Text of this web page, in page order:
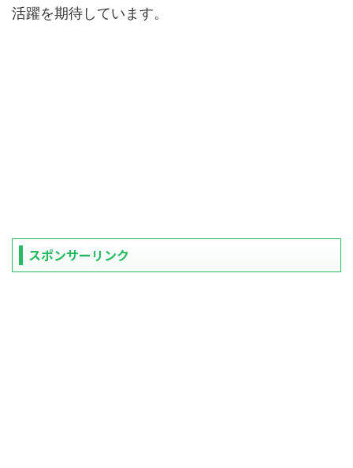
活躍を期待しています。
スポンサーリンク